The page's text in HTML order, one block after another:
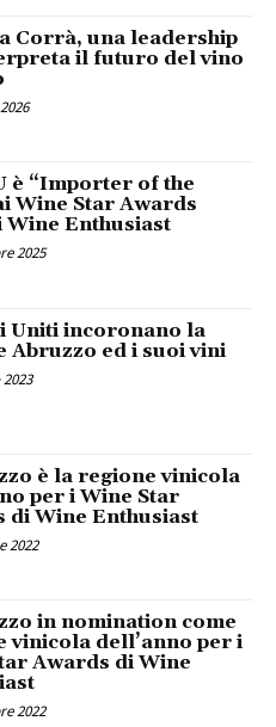
Corrà, una leadership
il futuro del vino
è “Importer of the
Wine Star Awards
Wine Enthusiast
2025
Uniti incoronano la
Abruzzo ed i suoi vini
è la regione vinicola
per i Wine Star
di Wine Enthusiast
2022
in nomination come
vinicola dell’anno per i
Awards di Wine
2022